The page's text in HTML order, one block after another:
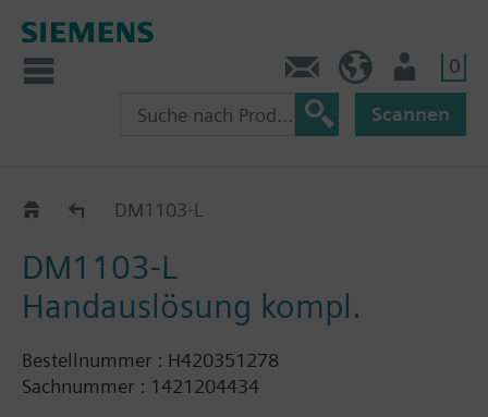
0
Scannen
ZubehörDM1103-L
DM1103-L
Handauslösung kompl.
Bestellnummer : H420351278
Sachnummer : 1421204434